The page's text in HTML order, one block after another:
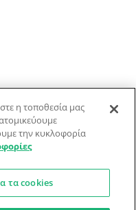
…καλοφαγάδες!
η τοποθεσία μας
την κυκλοφορία
τα cookies